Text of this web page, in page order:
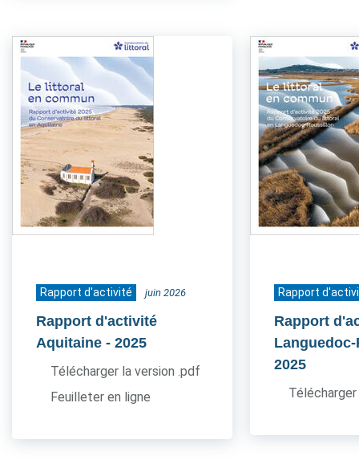
Rapport d'activité juin 2026
Rapport d'activité
Aquitaine - 2025
Télécharger la version .pdf
Feuilleter en ligne
Rapport
Rapport
2025